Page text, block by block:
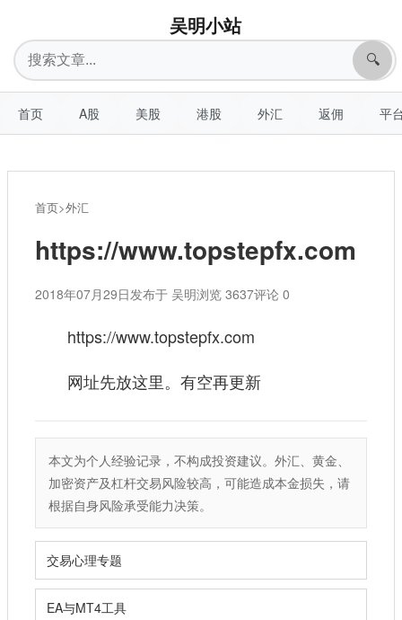
吴明小站
搜
索
🔍
首页 A股 美股 港股 外汇 返佣 平
首页>外汇
https://www.topstepfx.com
2018年07月29日发布于 吴明浏览 3637评论 0
https://www.topstepfx.com
网址先放这里。有空再更新
本文为个人经验记录，不构成投资建议。外汇、黄金、
加密资产及杠杆交易风险较高，可能造成本金损失，请
根据自身风险承受能力决策。
交易心理专题
EA与MT4工具